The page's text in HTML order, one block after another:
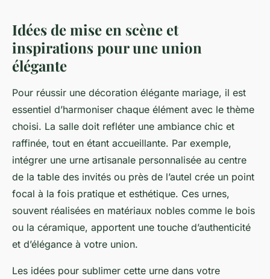
Idées de mise en scène et
inspirations pour une union
élégante
Pour réussir une décoration élégante mariage, il est
essentiel d’harmoniser chaque élément avec le thème
choisi. La salle doit refléter une ambiance chic et
raffinée, tout en étant accueillante. Par exemple,
intégrer une urne artisanale personnalisée au centre
de la table des invités ou près de l’autel crée un point
focal à la fois pratique et esthétique. Ces urnes,
souvent réalisées en matériaux nobles comme le bois
ou la céramique, apportent une touche d’authenticité
et d’élégance à votre union.
Les idées pour sublimer cette urne dans votre